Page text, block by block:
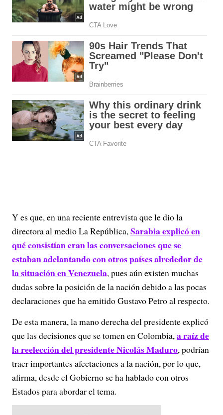
Y es que, en una reciente entrevista que le dio la
directora al medio La República,Sarabia explicó en
qué consistían eran las conversaciones que se
estaban adelantando con otros países alrededor de
la situación en Venezuela, pues aún existen muchas
dudas sobre la posición de la nación debido a las pocas
declaraciones que ha emitido Gustavo Petro al respecto.
De esta manera, la mano derecha del presidente explicó
que las decisiones que se tomen en Colombia,a raíz de
la reelección del presidente Nicolás Maduro, podrían
traer importantes afectaciones a la nación, por lo que,
afirma, desde el Gobierno se ha hablado con otros
Estados para abordar el tema.